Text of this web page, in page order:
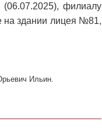
(06.07.2025), филиалу
на здании лицея №81,
Ильин.